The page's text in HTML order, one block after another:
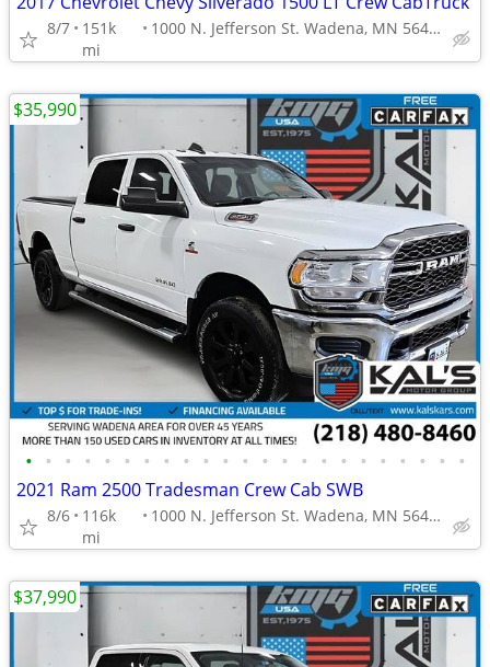
8/7
151k
mi
1000 N. Jefferson St. Wadena, MN 56482
• • • • • • • • • • • • • • • • • • • • • • •
2021 Ram 2500 Tradesman Crew Cab SWB
8/6
116k
mi
1000 N. Jefferson St. Wadena, MN 56482
$35,990
$37,990